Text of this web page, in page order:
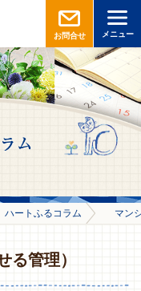
お問合せ メニュー
ハートふるコラム マン
る管理）